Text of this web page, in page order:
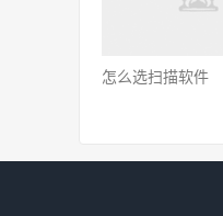
怎么选扫描软件